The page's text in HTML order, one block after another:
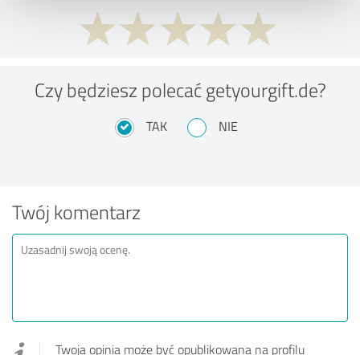
Czy będziesz polecać getyourgift.de?
TAK NIE
Twój komentarz
Twoja opinia może być opublikowana na profilu